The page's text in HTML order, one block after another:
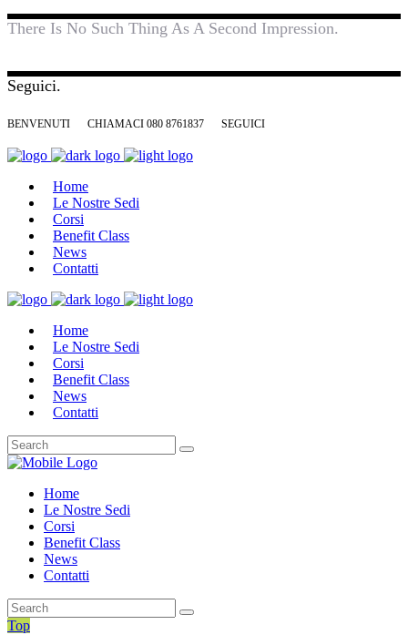
There Is No Such Thing As A Second Impression.
Seguici.
BENVENUTI CHIAMACI 080 8761837 SEGUICI
Home
Le Nostre Sedi
Corsi
Benefit Class
News
Contatti
Home
Le Nostre Sedi
Corsi
Benefit Class
News
Contatti
Home
Le Nostre Sedi
Corsi
Benefit Class
News
Contatti
Top